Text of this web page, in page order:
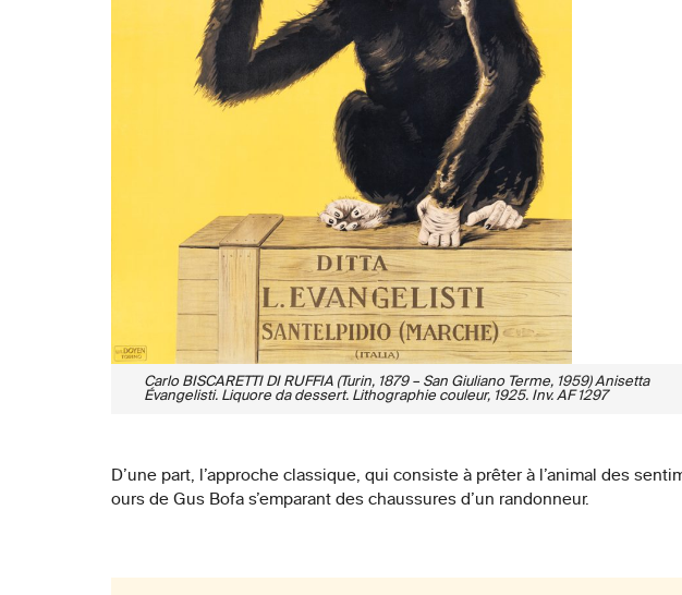
Carlo BISCARETTI DI RUFFIA (Turin, 1879 – San Giuliano Terme, 1959) Anisetta
Évangelisti. Liquore da dessert. Lithographie couleur, 1925. Inv. AF 1297
D’une part, l’approche classique, qui consiste à prêter à l’animal des
ours de Gus Bofa s’emparant des chaussures d’un randonneur.